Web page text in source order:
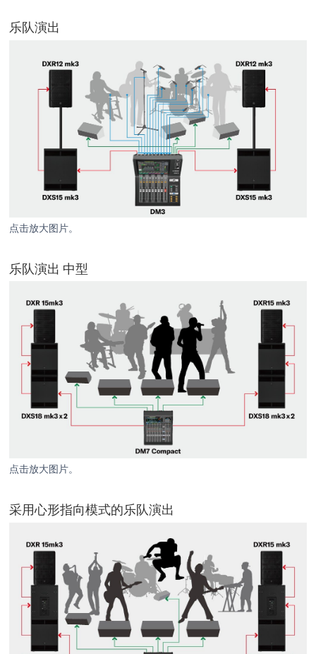
乐队演出
点击放大图片。
乐队演出 中型
点击放大图片。
采用心形指向模式的乐队演出